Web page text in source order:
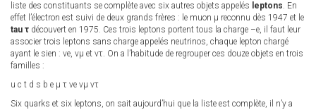
liste des constituants se complète avec six autres objets appelés leptons. En
effet l’électron est suivi de deux grands frères : le muon μ reconnu dès 1947 et le
tau τ découvert en 1975. Ces trois leptons portent tous la charge –e, il faut leur
associer trois leptons sans charge appelés neutrinos, chaque lepton chargé
ayant le sien : νe, νμ et ντ. On a l’habitude de regrouper ces douze objets en trois
familles :
u c t d s b e μ τ νe νμ ντ
Six quarks et six leptons, on sait aujourd’hui que la liste est complète, il n’y a